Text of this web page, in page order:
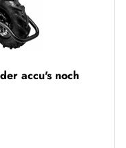
accu's noch